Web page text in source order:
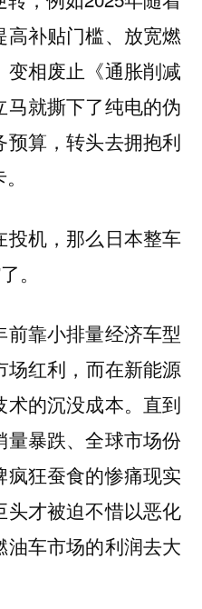
补贴门槛、放宽燃
相废止《通胀削减
就撕下了纯电的伪
算，转头去拥抱利
机，那么日本整车
。
靠小排量经济车型
场红利，而在新能源
的沉没成本。直到
暴跌、全球市场份
狂蚕食的惨痛现实
才被迫不惜以恶化
油车市场的利润去大